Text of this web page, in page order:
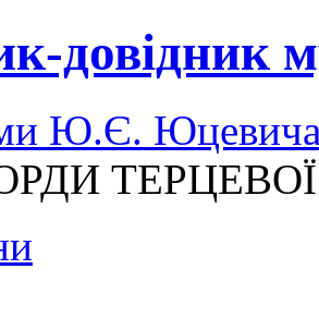
довідник
Ю.Є.